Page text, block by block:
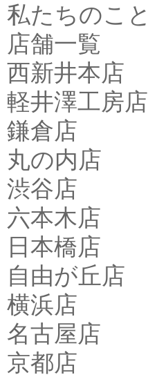
私たちのこと
店舗一覧
西新井本店
軽井澤工房店
鎌倉店
丸の内店
渋谷店
六本木店
日本橋店
自由が丘店
横浜店
名古屋店
京都店